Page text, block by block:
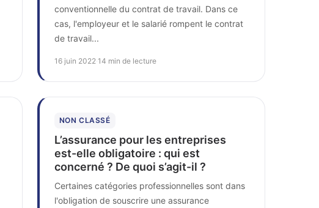
conventionnelle du contrat de travail. Dans ce
cas, l'employeur et le salarié rompent le contrat
de travail...
16 juin 2022 14 min de lecture
NON CLASSÉ
L’assurance pour les entreprises
est-elle obligatoire : qui est
concerné ? De quoi s’agit-il ?
Certaines catégories professionnelles sont dans
l'obligation de souscrire une assurance